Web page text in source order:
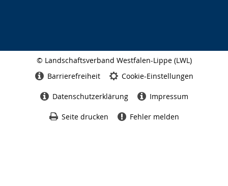
© Landschaftsverband Westfalen-Lippe (LWL)
Barrierefreiheit Cookie-Einstellungen
Datenschutzerklärung Impressum
Seite drucken Fehler melden